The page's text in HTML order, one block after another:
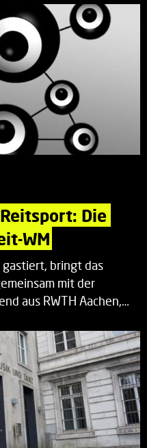
Die
WM
gastiert, bringt das
mit der
aus RWTH Aachen,…